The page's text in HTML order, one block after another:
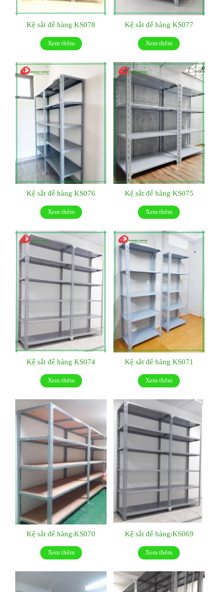
Kệ sắt để hàng KS078
Xem thêm
Kệ sắt để hàng KS077
Xem thêm
Kệ sắt để hàng KS076
Xem thêm
Kệ sắt để hàng KS075
Xem thêm
Kệ sắt để hàng KS074
Xem thêm
Kệ sắt để hàng KS071
Xem thêm
Kệ sắt để hàng:KS070
Xem thêm
Kệ sắt để hàng:KS069
Xem thêm